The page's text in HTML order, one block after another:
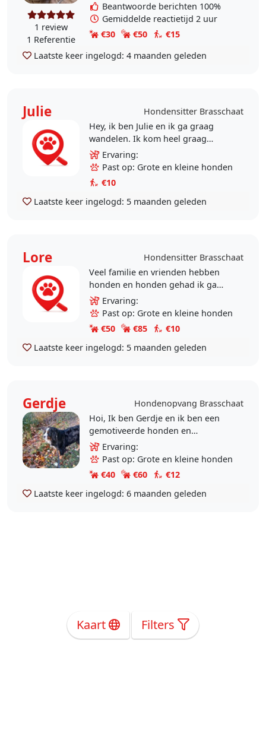
1 review
1 Referentie
Beantwoorde berichten 100%
Gemiddelde reactietijd 2 uur
€30
€50
€15
Laatste keer ingelogd: 4 maanden geleden
Julie
Hondensitter Brasschaat
Hey, ik ben Julie en ik ga graag
wandelen. Ik kom heel graag
buiten en ik wandel het liefste met
extra gezelschap. Ik heb zelf ook
een hondje waar ik..
Ervaring:
Past op: Grote en kleine honden
€10
Laatste keer ingelogd: 5 maanden geleden
Lore
Hondensitter Brasschaat
Veel familie en vrienden hebben
honden en honden gehad ik ga
ook babysitten bij vrienden met
een hond en die laat ik ook
regelmatig uit
Ervaring:
Past op: Grote en kleine honden
€50
€85
€10
Laatste keer ingelogd: 5 maanden geleden
Gerdje
Hondenopvang Brasschaat
Hoi, Ik ben Gerdje en ik ben een
gemotiveerde honden en
kattenvriend. Ik heb reeds ervaring
met het uitlaten van een schat van
een Berner-Sennen..
Ervaring:
Past op: Grote en kleine honden
€40
€60
€12
Laatste keer ingelogd: 6 maanden geleden
Kaart Filters